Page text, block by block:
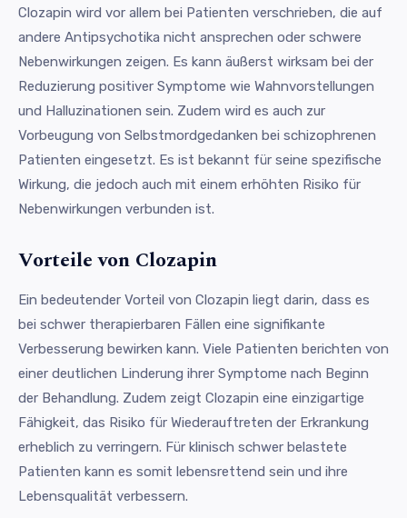
Clozapin wird vor allem bei Patienten verschrieben, die auf
andere Antipsychotika nicht ansprechen oder schwere
Nebenwirkungen zeigen. Es kann äußerst wirksam bei der
Reduzierung positiver Symptome wie Wahnvorstellungen
und Halluzinationen sein. Zudem wird es auch zur
Vorbeugung von Selbstmordgedanken bei schizophrenen
Patienten eingesetzt. Es ist bekannt für seine spezifische
Wirkung, die jedoch auch mit einem erhöhten Risiko für
Nebenwirkungen verbunden ist.
Vorteile von Clozapin
Ein bedeutender Vorteil von Clozapin liegt darin, dass es
bei schwer therapierbaren Fällen eine signifikante
Verbesserung bewirken kann. Viele Patienten berichten von
einer deutlichen Linderung ihrer Symptome nach Beginn
der Behandlung. Zudem zeigt Clozapin eine einzigartige
Fähigkeit, das Risiko für Wiederauftreten der Erkrankung
erheblich zu verringern. Für klinisch schwer belastete
Patienten kann es somit lebensrettend sein und ihre
Lebensqualität verbessern.